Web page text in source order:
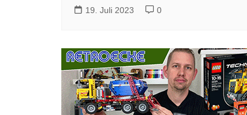
19. Juli 2023 0